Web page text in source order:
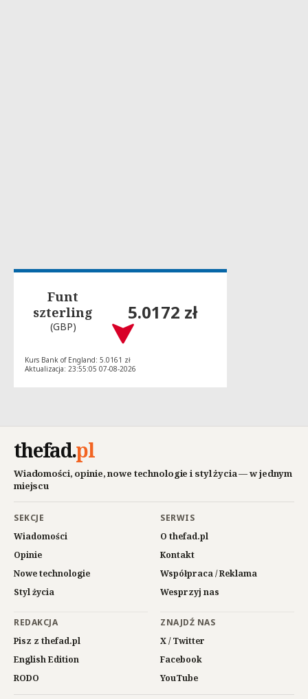
Funt
szterling
(GBP)
5.0172 zł
Kurs Bank of England: 5.0161 zł
Aktualizacja: 23:55:05 07-08-2026
thefad.pl
Wiadomości, opinie, nowe technologie i styl życia — w jednym
miejscu
SEKCJE
Wiadomości
Opinie
Nowe technologie
Styl życia
SERWIS
O thefad.pl
Kontakt
Współpraca / Reklama
Wesprzyj nas
REDAKCJA
Pisz z thefad.pl
English Edition
RODO
ZNAJDŹ NAS
X / Twitter
Facebook
YouTube